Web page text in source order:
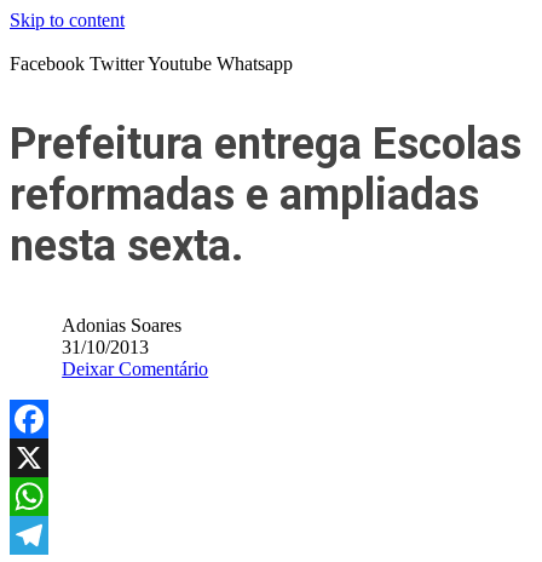
Skip to content
Facebook TwitterYoutube Whatsapp
Prefeitura entrega Escolas
reformadas e ampliadas
nesta sexta.
Adonias Soares
31/10/2013
Deixar Comentário
Facebook
X
WhatsApp